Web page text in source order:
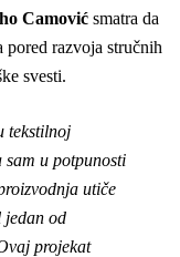
Camović smatra da
razvoja stručnih
svesti.
tekstilnoj
u potpunosti
utiče
jedan od
projekat